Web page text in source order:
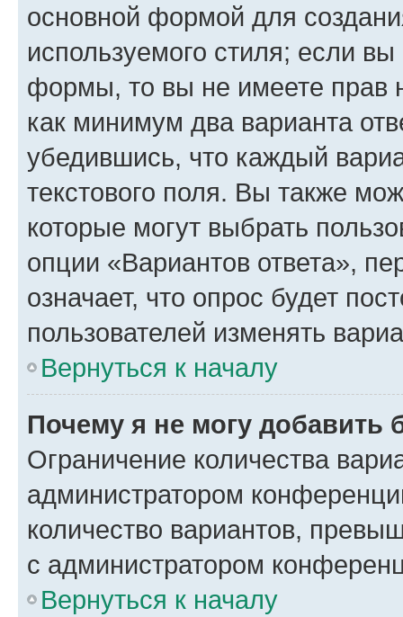
основной формой для
используемого стиля; если
формы, то вы не имеете прав
как минимум два варианта
убедившись, что каждый
текстового поля. Вы также
которые могут выбрать
опции «Вариантов ответа»,
означает, что опрос будет
пользователей изменять
Вернуться к началу
Почему я не могу добавить
Ограничение количества
администратором
количество вариантов,
с администратором
Вернуться к началу